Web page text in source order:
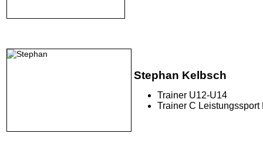
Stephan Kelbsch
Trainer U12-U14
Trainer C Leistungssport